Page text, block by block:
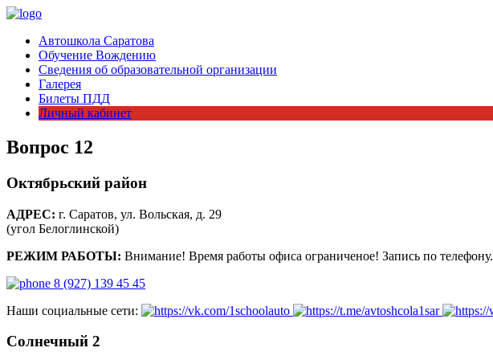
Автошкола Саратова
Обучение Вождению
Сведения об образовательной организации
Галерея
Билеты ПДД
Личный кабинет
Вопрос 12
Октябрьский район
АДРЕС: г. Саратов, ул. Вольская, д. 29
(угол Белоглинской)
РЕЖИМ РАБОТЫ: Внимание! Время работы офиса ограниченое! Запись по телефону.
8 (927) 139 45 45
Наши социальные сети:
Солнечный 2